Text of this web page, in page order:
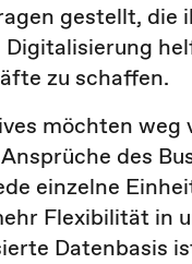
gestellt, die
zu schaffen.
möchten
des
einzelne
Flexibilität in
Datenbasis